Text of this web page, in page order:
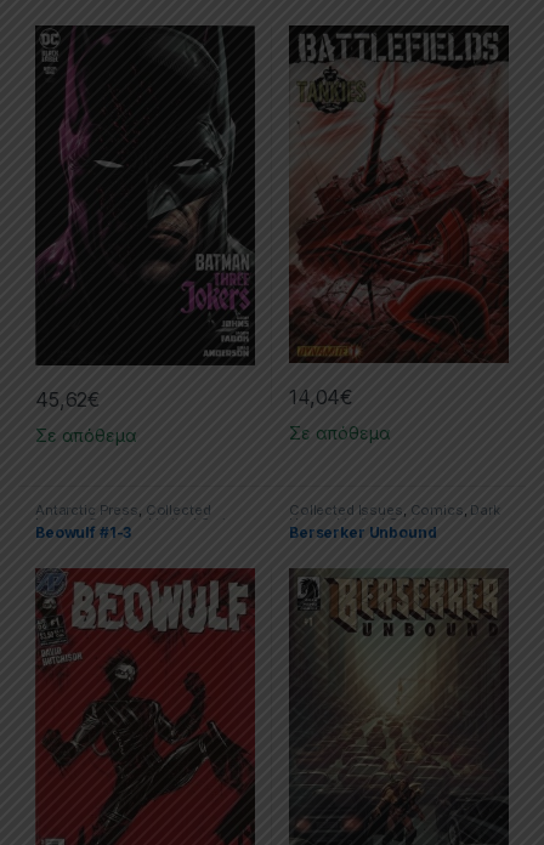
45,62€
Σε απόθεμα
14,04€
Σε απόθεμα
Antarctic Press , Collected
Issues ,Comics Limited Series
Beowulf #1-3
Collected Issues, Comics, Dark
Horse Limited Series
Berserker Unbound